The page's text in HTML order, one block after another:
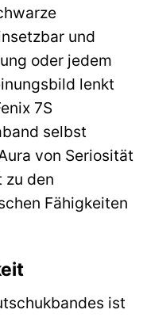
und
oder jedem
lenkt
7S
selbst
von Seriosität
zu den
Fähigkeiten
ist